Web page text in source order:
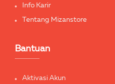
Info Karir
Tentang Mizanstore
Bantuan
Aktivasi Akun